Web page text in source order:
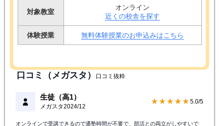
対象教室
オンライン
近くの校舎を探す
体験授業 無料体験授業のお申込みはこちら
口コミ（メガスタ） 口コミ抜粋
生徒（高1）
メガスタ2024/12
★★★★★ 5.0/5
オンラインで受講できるので通塾時間が不要で、部活との両立がしやすいで